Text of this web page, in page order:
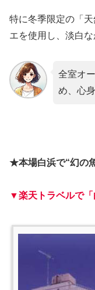
特に冬季限定の「
エを使用し、淡白
全室オ
め、心
★本場白浜で“幻の
▼楽天トラベルで「